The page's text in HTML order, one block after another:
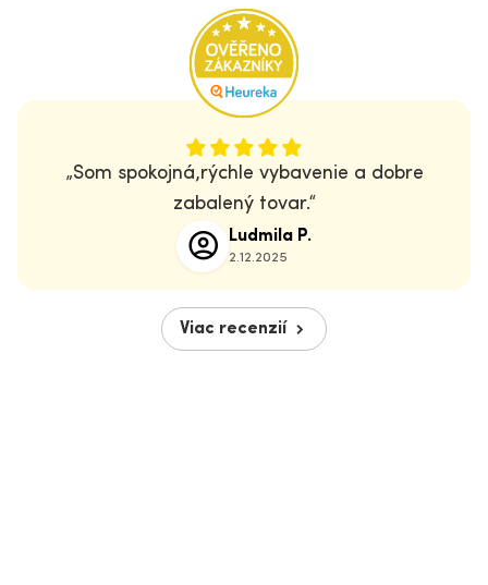
Som spokojná,rýchle vybavenie a dobre
zabalený tovar.
Ludmila P.
2.12.2025
Viac recenzií